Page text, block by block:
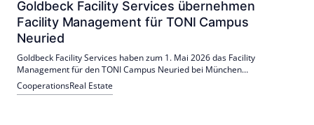
Goldbeck Facility Services übernehmen
Facility Management für TONI Campus
Neuried
Goldbeck Facility Services haben zum 1. Mai 2026 das Facility
Management für den TONI Campus Neuried bei München
übernommen. Auftraggeber ist TONI Immobilien; die Zusammenarbeit
besteht bereits seit 2023 im TONI Park Augsburg und umfasst
CooperationsReal Estate